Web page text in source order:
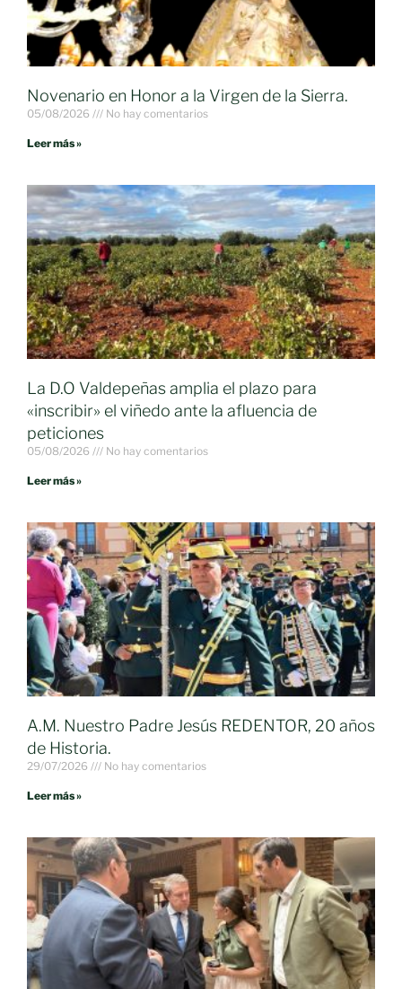
Novenario en Honor a la Virgen de la Sierra.
05/08/2026 No hay comentarios
Leer más »
La D.O Valdepeñas amplia el plazo para
«inscribir» el viñedo ante la afluencia de
peticiones
05/08/2026 No hay comentarios
Leer más »
A.M. Nuestro Padre Jesús REDENTOR, 20 años
de Historia.
29/07/2026 No hay comentarios
Leer más »